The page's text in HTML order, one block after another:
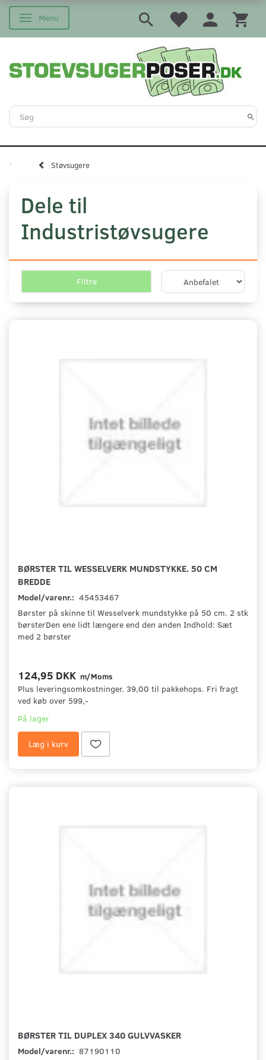
Skifte navigation
Menu
Støvsugere
Dele til
Industristøvsugere
Filtre
BØRSTER TIL WESSELVERK MUNDSTYKKE. 50 CM
BREDDE
Model/varenr.: 45453467
Børster på skinne til Wesselverk mundstykke på 50 cm. 2 stk
børsterDen ene lidt længere end den anden Indhold: Sæt
med 2 børster
124,95 DKK m/Moms
Plus leveringsomkostninger. 39,00 til pakkehops. Fri fragt
ved køb over 599,-
På lager
Læg i kurv
BØRSTER TIL DUPLEX 340 GULVVASKER
Model/varenr.: 87190110